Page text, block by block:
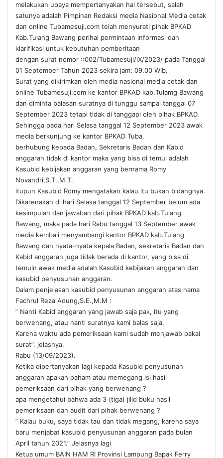
melakukan upaya mempertanyakan hal tersebut, salah
satunya adalah Pimpinan Redaksi media Nasional Media cetak
dan online Tubamesuji.com telah menyurati pihak BPKAD
Kab.Tulang Bawang perihal permintaan informasi dan
klarifikasi untuk kebutuhan pemberitaan
dengan surat nomor ::002/Tubamesuji/lX/2023/ pada Tanggal
01 September Tahun 2023 sekira jam: 09.00 Wib.
Surat yang dikirimkan oleh media nasional media cetak dan
online Tubamesuji.com ke kantor BPKAD kab.Tulamg Bawang
dan diminta balasan suratnya di tunggu sampai tanggal 07
September 2023 tetapi tidak di tanggapi oleh pihak BPKAD.
Sehingga pada hari Selasa tanggal 12 September 2023 awak
media berkunjung ke kantor BPKAD Tuba.
berhubung kepada Badan, Sekretaris Badan dan Kabid
anggaran tidak di kantor maka yang bisa di temui adalah
Kasubid kebijakan anggaran yang bernama Romy
Novandri,S.T.,M.T.
itupun Kasubid Romy mengatakan kalau itu bukan bidangnya.
Dikarenakan di hari Selasa tanggal 12 September belum ada
kesimpulan dan jawaban dari pihak BPKAD kab.Tulang
Bawang, maka pada hari Rabu tanggal 13 September awak
media kembali menyambangi kantor BPKAD kab.Tulang
Bawang dan nyata-nyata kepala Badan, sekretaris Badan dan
Kabid anggaran juga tidak berada di kantor, yang bisa di
temuin awak media adalah Kasubid kebijakan anggaran dan
kasubid penyusunan anggaran.
Dalam penjelasan kasubid penyusunan anggaran atas nama
Fachrul Reza Adung,S.E.,M.M :
” Nanti Kabid anggaran yang jawab saja pak, itu yang
berwenang, atau nanti suratnya kami balas saja.
Karena waktu ada pemeriksaan kami sudah menjawab pakai
surat”. jelasnya.
Rabu (13/09/2023).
Ketika dipertanyakan lagi kepada Kasubid penyusunan
anggaran apakah paham atau memegang isi hasil
pemeriksaan dari pihak yang berwenang ?
apa mengetahui bahwa ada 3 (tiga) jilid buku hasil
pemeriksaan dan audit dari pihak berwenang ?
” Kalau buku, saya tidak tau dan tidak megang, karena saya
baru menjabat kasubid penyusunan anggaran pada bulan
April tahun 2021.” Jelasnya lagi
Ketua umum BAIN HAM RI Provinsi Lampung Bapak Ferry